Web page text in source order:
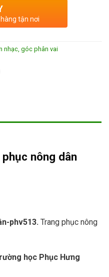
tận nơi
nhạc, góc phân vai
nông dân
phv513. Trang phục nông
học Phục Hưng